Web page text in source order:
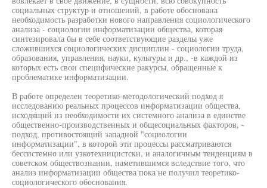
социальных структур и отношений, в работе обоснована
необходимость разработки нового направления социологического
анализа - социологии информатизации общества, которая
синтезировала бы в себе соответствующие разделы уже
сложившихся социологических дисциплин - социологии труда,
образования, управления, науки, культуры и др., -в каждой из
которых есть свои специфические ракурсы, обращенные к
проблематике информатизации.
В работе определен теоретико-методологический подход я
исследованию реальных процессов информатизации общества,
исходящий из необходимости их системного анализа в единстве
общественно-производственных и общесоциальных факторов, -
подход, противостоящий западной "социологии
информатизации", в которой эти процессы рассматриваются
бессистемно или узкотехницистски, и аналогичным тенденциям в
советском обществознании, наметившимся вследствие того, что
анализ информатизации общества пока не получил теоретико-
социологического обоснования.